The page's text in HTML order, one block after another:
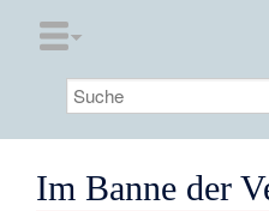
Im Banne der